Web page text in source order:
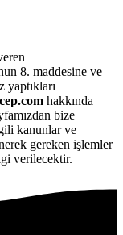
8. maddesine ve
hakkında
bize
kanunlar ve
gereken işlemler
verilecektir.